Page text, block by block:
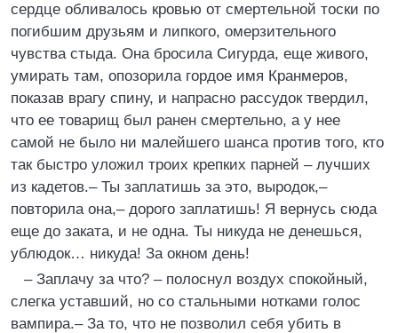
сердце обливалось кровью от смертельной тоски по
погибшим друзьям и липкого, омерзительного
чувства стыда. Она бросила Сигурда, еще живого,
умирать там, опозорила гордое имя Кранмеров,
показав врагу спину, и напрасно рассудок твердил,
что ее товарищ был ранен смертельно, а у нее
самой не было ни малейшего шанса против того, кто
так быстро уложил троих крепких парней – лучших
из кадетов.– Ты заплатишь за это, выродок,–
повторила она,– дорого заплатишь! Я вернусь сюда
еще до заката, и не одна. Ты никуда не денешься,
ублюдок… никуда! За окном день!
– Заплачу за что? – полоснул воздух спокойный,
слегка уставший, но со стальными нотками голос
вампира.– За то, что не позволил себя убить в